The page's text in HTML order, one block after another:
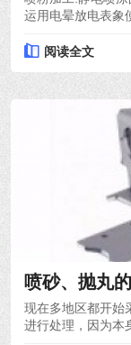
运用电晕放电表象
阅读全文
喷砂、抛丸
现在多地区都开始
进行处理，因为本